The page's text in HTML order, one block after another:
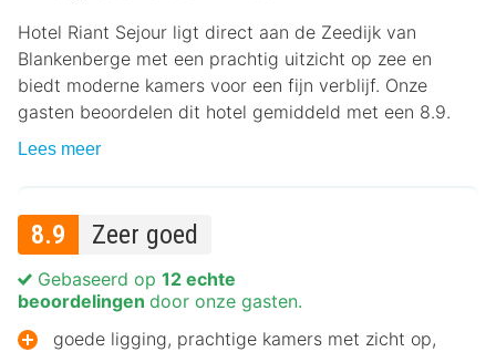
Hotel Riant Sejour ligt direct aan de Zeedijk van
Blankenberge met een prachtig uitzicht op zee en
biedt moderne kamers voor een fijn verblijf. Onze
gasten beoordelen dit hotel gemiddeld met een 8.9.
Lees meer
8.9 Zeer goed
Gebaseerd op 12 echte
beoordelingen door onze gasten.
goede ligging, prachtige kamers met zicht op,